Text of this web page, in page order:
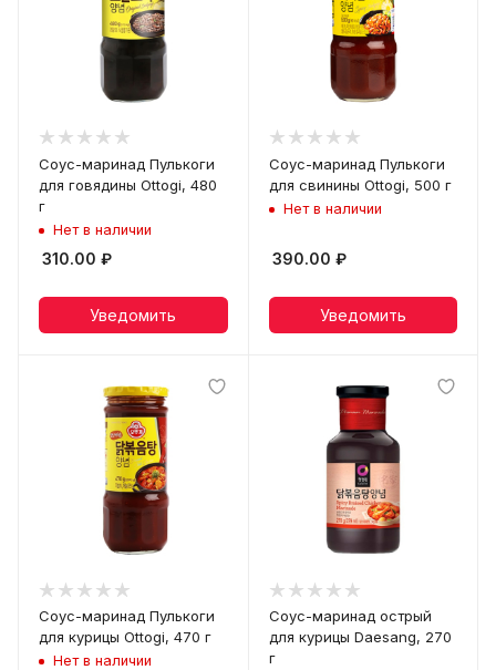
Соус-маринад Пулькоги
для говядины Ottogi, 480
г
Нет в наличии
310.00 ₽
Уведомить
Соус-маринад Пулькоги
для свинины Ottogi, 500 г
Нет в наличии
390.00 ₽
Уведомить
Соус-маринад Пулькоги
для курицы Ottogi, 470 г
Нет в наличии
Соус-маринад острый
для курицы Daesang, 270
г